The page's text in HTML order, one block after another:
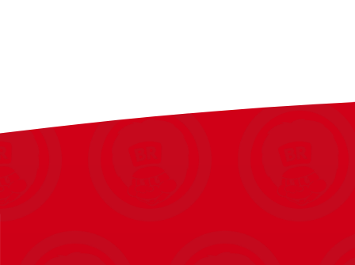
Samles ved hjælp af medfølgende samlevejledning